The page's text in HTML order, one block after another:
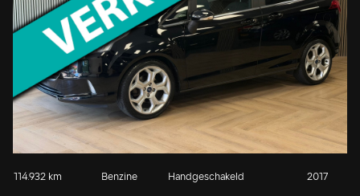
114.932 km Benzine Handgeschakeld 2017